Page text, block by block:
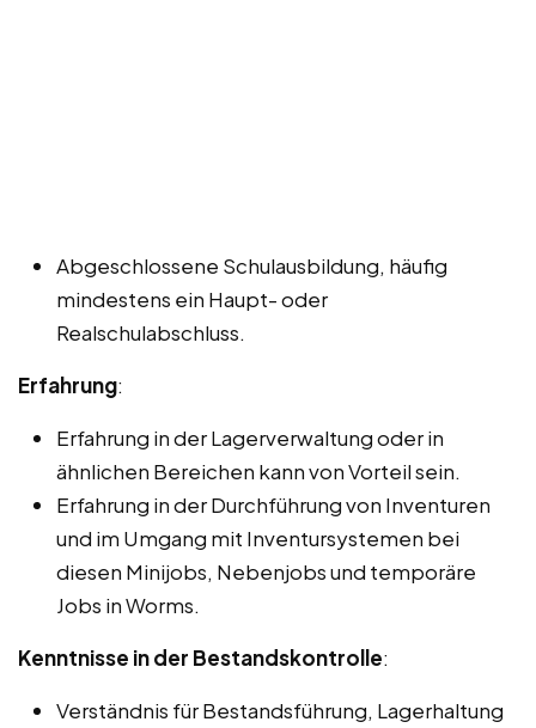
Abgeschlossene Schulausbildung, häufig
mindestens ein Haupt- oder
Realschulabschluss.
Erfahrung:
Erfahrung in der Lagerverwaltung oder in
ähnlichen Bereichen kann von Vorteil sein.
Erfahrung in der Durchführung von Inventuren
und im Umgang mit Inventursystemen bei
diesen Minijobs, Nebenjobs und temporäre
Jobs in Worms.
Kenntnisse in der Bestandskontrolle:
Verständnis für Bestandsführung, Lagerhaltung